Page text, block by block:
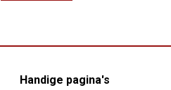
Handige pagina's